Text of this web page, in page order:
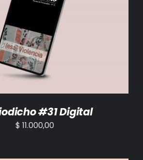
AL CARRITO /
#31 Digital
$ 11.000,00